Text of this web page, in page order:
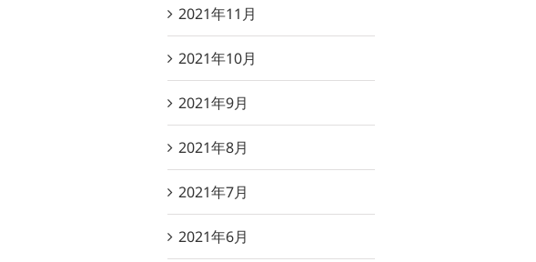
2021年11月
2021年10月
2021年9月
2021年8月
2021年7月
2021年6月